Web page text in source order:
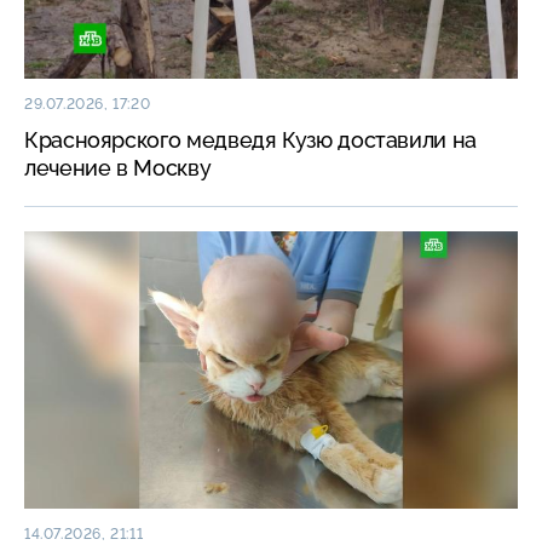
29.07.2026, 17:20
Красноярского медведя Кузю доставили на
лечение в Москву
14.07.2026, 21:11